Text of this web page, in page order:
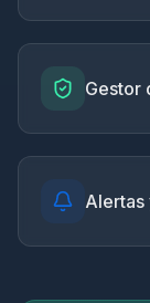
Gestor
Alertas